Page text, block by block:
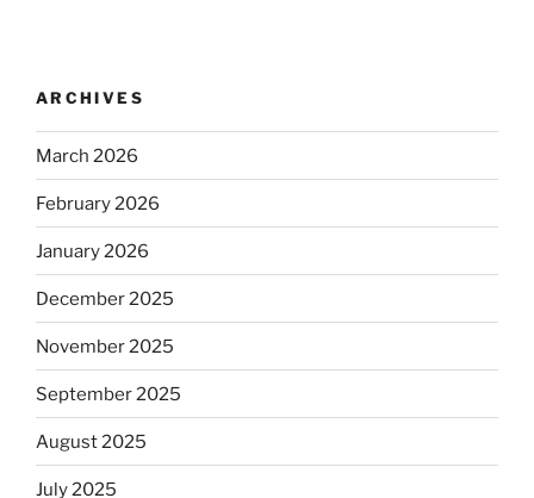
ARCHIVES
March 2026
February 2026
January 2026
December 2025
November 2025
September 2025
August 2025
July 2025